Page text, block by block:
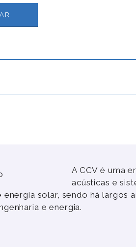
A CCV é uma
acústicas e
energia solar, sendo há
e energia.